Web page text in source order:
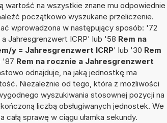
wartość na wszystkie znane mu odpowiednie
początkowo wyszukane przeliczenie.
wprowadzona w następujący sposób: '72
Jahresgrenzwert ICRP' lub '58 Rem na
y = Jahresgrenzwert ICRP' lub '30 Rem
'87 Rem na rocznie a Jahresgrenzwert
odnajduje, na jaką jednostkę ma
Niezależnie od tego, która z możliwości
wyszukiwania stosownej pozycji na
liczbą obsługiwanych jednostek. We
sprawę w ciągu ułamka sekundy.